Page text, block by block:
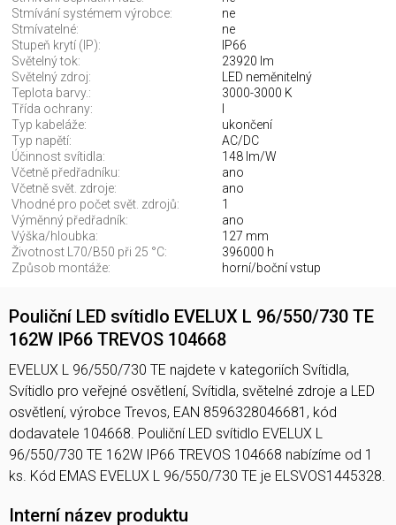
Stmívání systémem výrobce:
ne
Stmívatelné:
ne
Stupeň krytí (IP):
IP66
Světelný tok:
23920 lm
Světelný zdroj:
LED neměnitelný
Teplota barvy.:
3000-3000 K
Třída ochrany:
Typ kabeláže:
ukončení
Typ napětí:
AC/DC
Účinnost svítidla:
148 lm/W
Včetně předřadníku:
ano
Včetně svět. zdroje:
ano
Vhodné pro počet svět. zdrojů:
1
Výměnný předřadník:
ano
Výška/hloubka:
127 mm
Životnost L70/B50 při 25 °C:
396000 h
Způsob montáže:
horní/boční vstup
Pouliční LED svítidlo EVELUX L 96/550/730 TE
162W IP66 TREVOS 104668
EVELUX L 96/550/730 TE najdete v kategoriích Svítidla,
Svítidlo pro veřejné osvětlení, Svítidla, světelné zdroje a LED
osvětlení, výrobce Trevos, EAN 8596328046681, kód
dodavatele 104668. Pouliční LED svítidlo EVELUX L
96/550/730 TE 162W IP66 TREVOS 104668 nabízíme od 1
ks. Kód EMAS EVELUX L 96/550/730 TE je ELSVOS1445328.
Interní název produktu